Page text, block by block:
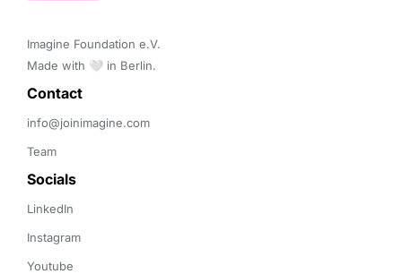
Imagine Foundation e.V.
Made with 🤍 in Berlin.
Contact
info@joinimagine.com
Team
Socials
LinkedIn
Instagram
Youtube